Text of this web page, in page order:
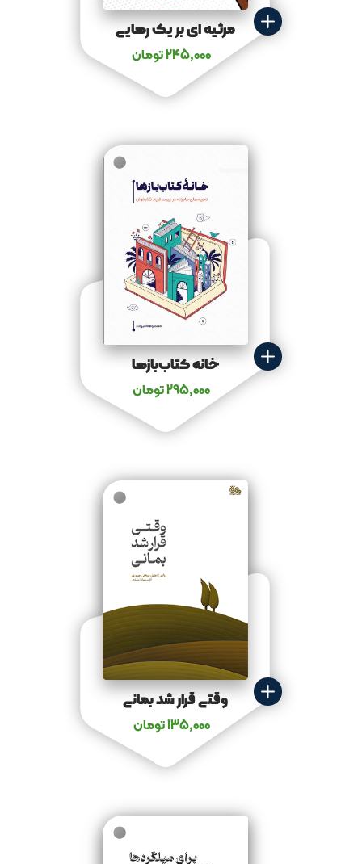
مرثیه‌ ای بر یک رهایی
245,000تومان
خانه کتاب‌بازها
295,000تومان
وقتی قرار شد بمانی
135,000تومان